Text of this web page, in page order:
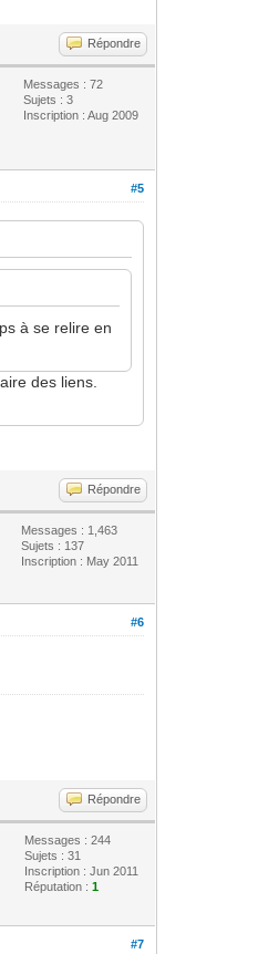
Répondre
Messages : 72
Sujets : 3
Inscription : Aug 2009
#5
à se relire en
des liens.
Répondre
Messages : 1,463
Sujets : 137
Inscription : May 2011
#6
Répondre
Messages : 244
Sujets : 31
Inscription : Jun 2011
Réputation :1
#7